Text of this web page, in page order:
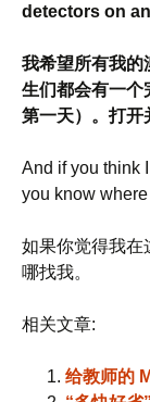
detectors on
我希望所有我的
生们都会有一个
第一天）。打开
And if you think
you know
如果你觉得我在
哪找我。
相关文章:
给教师的